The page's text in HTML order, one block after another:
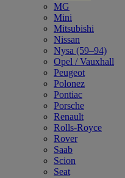
MG
Mini
Mitsubishi
Nissan
Nysa (59–94)
Opel / Vauxhall
Peugeot
Polonez
Pontiac
Porsche
Renault
Rolls-Royce
Rover
Saab
Scion
Seat